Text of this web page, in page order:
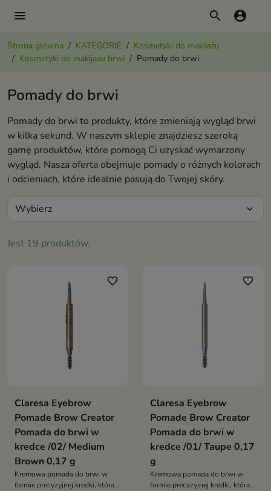
menu search account_circle
Strona główna KATEGORIE
Kosmetyki do makijażu
Kosmetyki do makijażu brwi
Pomady do brwi
Pomady do brwi
Pomady do brwi to produkty, które zmieniają wygląd brwi
w kilka sekund. W naszym sklepie znajdziesz szeroką
gamę produktów, które pomogą Ci uzyskać wymarzony
wygląd. Nasza oferta obejmuje pomady o różnych kolorach
i odcieniach, które idealnie pasują do Twojej skóry.
Jest 19 produktów.
Wybierz expand_more
favorite_border
Claresa Eyebrow
Pomade Brow Creator
Pomada do brwi w
kredce /02/ Medium
Brown 0,17 g
Kremowa pomada do brwi w
formie precyzyjnej kredki, która
favorite_border
Claresa Eyebrow
Pomade Brow Creator
Pomada do brwi w
kredce /01/ Taupe 0,17
g
Kremowa pomada do brwi w
formie precyzyjnej kredki, która